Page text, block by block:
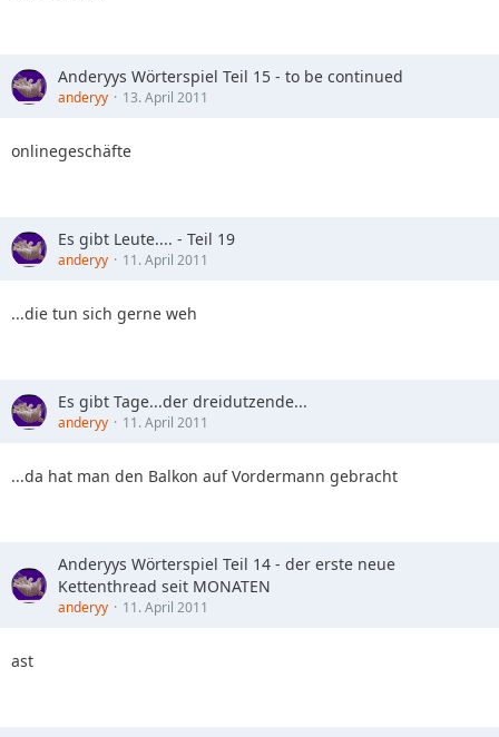
Anderyys Wörterspiel Teil 15 - to be continued
anderyy 13. April 2011
onlinegeschäfte
Es gibt Leute.... - Teil 19
anderyy 11. April 2011
...die tun sich gerne weh
Es gibt Tage...der dreidutzende...
anderyy 11. April 2011
...da hat man den Balkon auf Vordermann gebracht
Anderyys Wörterspiel Teil 14 - der erste neue
Kettenthread seit MONATEN
anderyy 11. April 2011
ast